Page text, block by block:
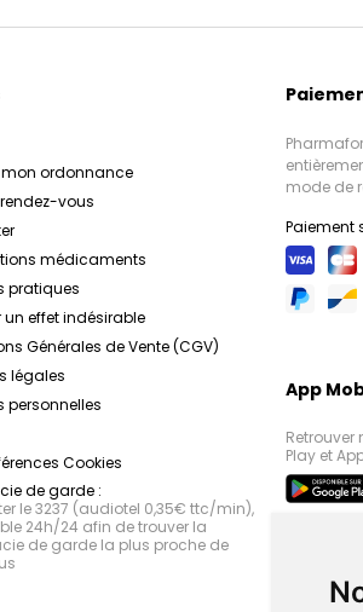
mon ordonnance
vous
médicaments
pratiques
un effet indésirable
Générales de Vente (CGV)
légales
personnelles
Cookies
de garde :
le 3237 (audiotel 0,35€ ttc/min),
24h/24 afin de trouver la
de garde la plus proche de
mode de
Paiement
App
Play et